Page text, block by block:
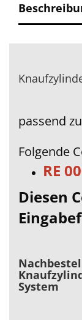
passend
Folgende
RE
Diesen
System